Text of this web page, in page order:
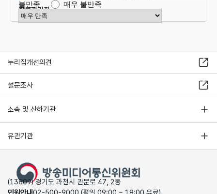
불만족
매우 불만족
만족도 점수 선택
항목관리자
누리집개선의견
설문조사
소속 및 산하기관
유관기관
(13809) 경기도 과천시 관문로 47, 2동